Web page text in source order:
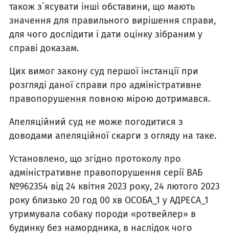
також з`ясувати інші обставини, що мають
значення для правильного вирішення справи,
для чого дослідити і дати оцінку зібраним у
справі доказам.
Цих вимог закону суд першої інстанції при
розгляді даної справи про адміністративне
правопорушення повною мірою дотримався.
Апеляційний суд не може погодитися з
доводами апеляційної скарги з огляду на таке.
Установлено, що згідно протоколу про
адміністративне правопорушення серії ВАБ
№962354 від 24 квітня 2023 року, 24 лютого 2023
року близько 20 год 00 хв ОСОБА_1 у АДРЕСА_1
утримувала собаку породи «ротвейлер» в
будинку без намордника, в наслідок чого